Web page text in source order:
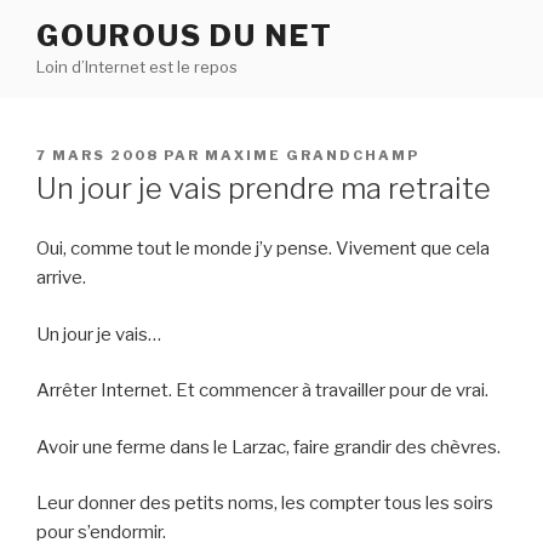
contenu
GOUROUS DU NET
Loin d’Internet est le repos
PUBLIÉ
LE
7 MARS 2008 PAR MAXIME GRANDCHAMP
Un jour je vais prendre ma retraite
Oui, comme tout le monde j’y pense. Vivement que cela
arrive.
Un jour je vais…
Arrêter Internet. Et commencer à travailler pour de vrai.
Avoir une ferme dans le Larzac, faire grandir des chèvres.
Leur donner des petits noms, les compter tous les soirs
pour s’endormir.